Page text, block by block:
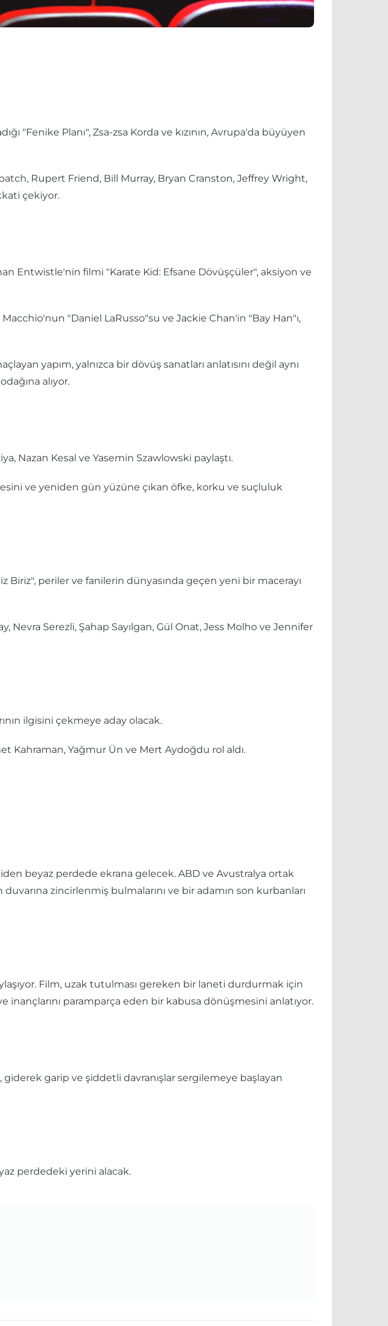
"Fenike Planı", Zsa-zsa Korda ve kızının, Avrupa'da büyüyen
Rupert Friend, Bill Murray, Bryan Cranston, Jeffrey Wright,
çekiyor.
Entwistle'nin filmi "Karate Kid: Efsane Dövüşçüler", aksiyon ve
"Daniel LaRusso"su ve Jackie Chan'in "Bay Han"ı,
yapım, yalnızca bir dövüş sanatları anlatısını değil aynı
alıyor.
Nazan Kesal ve Yasemin Szawlowski paylaştı.
ve yeniden gün yüzüne çıkan öfke, korku ve suçluluk
periler ve fanilerin dünyasında geçen yeni bir macerayı
Nevra Serezli, Şahap Sayılgan, Gül Onat, Jess Molho ve Jennifer
ilgisini çekmeye aday olacak.
Kahraman, Yağmur Ün ve Mert Aydoğdu rol aldı.
beyaz perdede ekrana gelecek. ABD ve Avustralya ortak
zincirlenmiş bulmalarını ve bir adamın son kurbanları
Film, uzak tutulması gereken bir laneti durdurmak için
inançlarını paramparça eden bir kabusa dönüşmesini anlatıyor.
giderek garip ve şiddetli davranışlar sergilemeye başlayan
perdedeki yerini alacak.